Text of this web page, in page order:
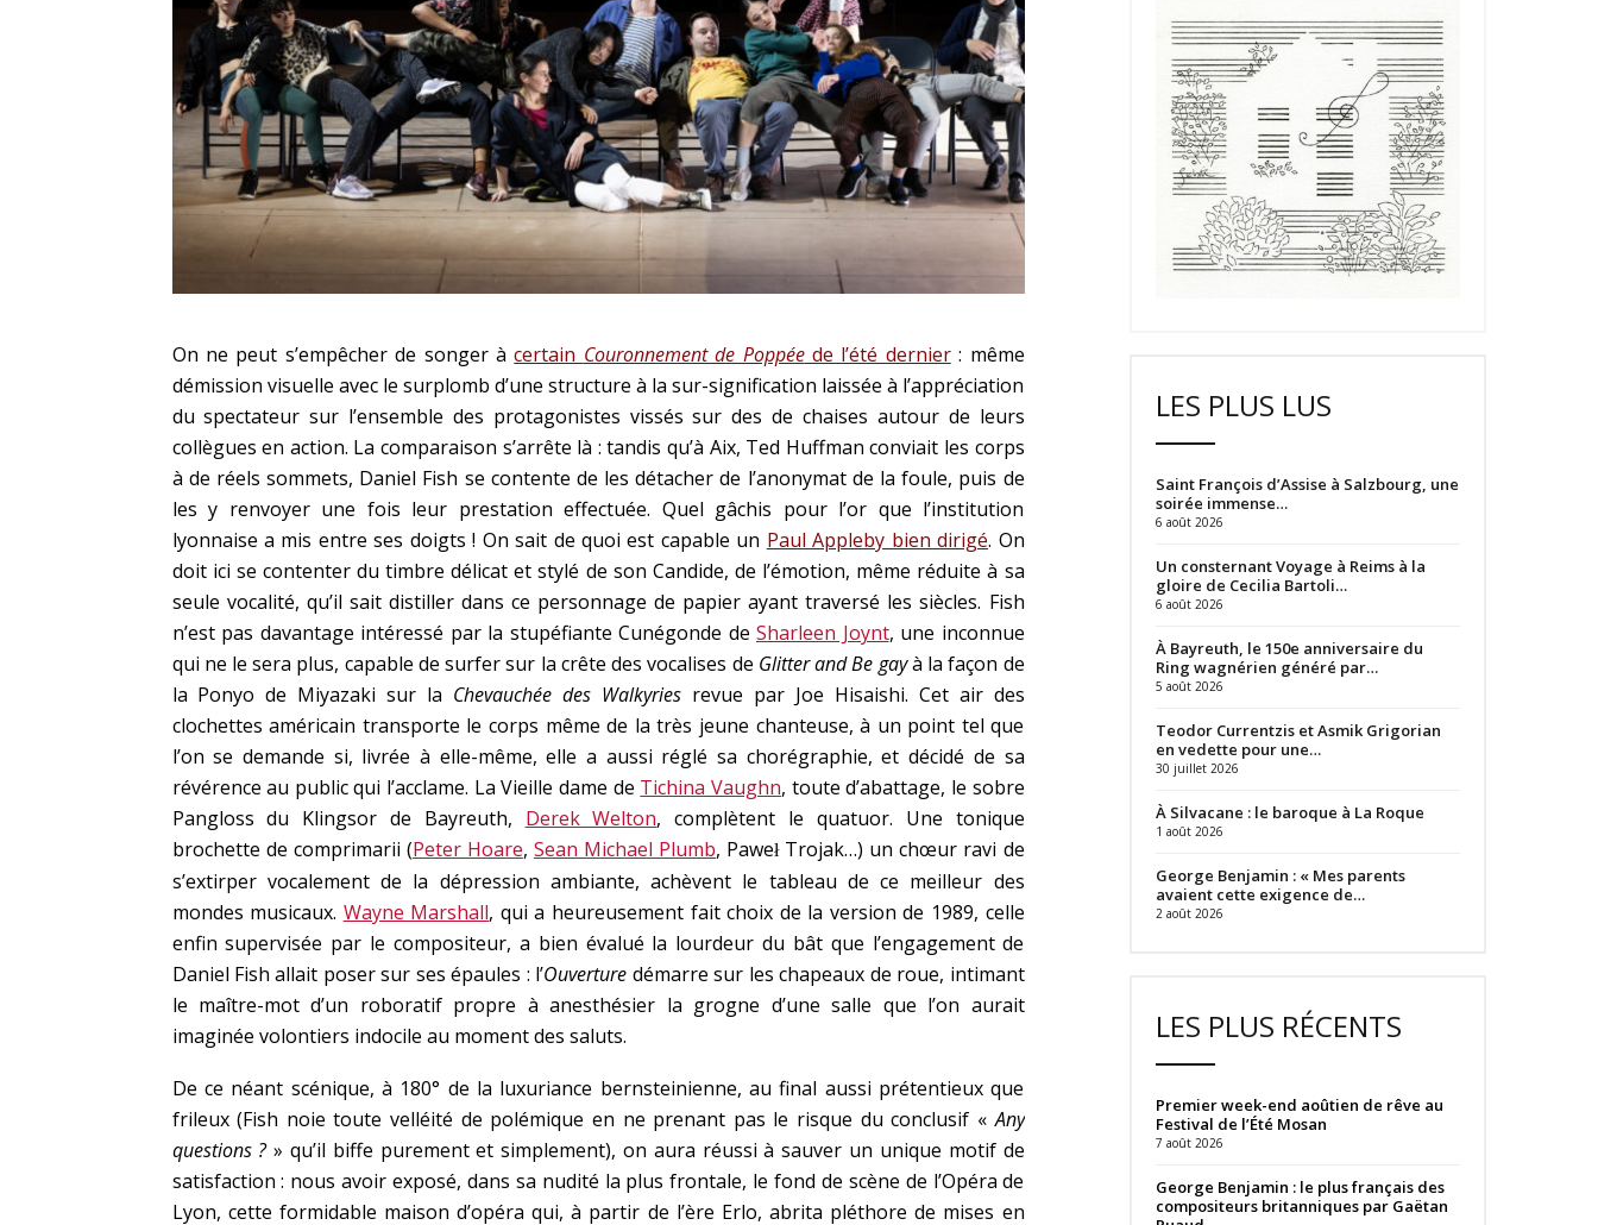
On ne peut s’empêcher de songer àcertain Couronnement de Poppéede l’été dernier: même
démission visuelle avec le surplomb d’une structure à la sur-signification laissée à l’appréciation
du spectateur sur l’ensemble des protagonistes vissés sur des de chaises autour de leurs
collègues en action. La comparaison s’arrête là : tandis qu’à Aix, Ted Huffman conviait les corps
à de réels sommets, Daniel Fish se contente de les détacher de l’anonymat de la foule, puis de
les y renvoyer une fois leur prestation effectuée. Quel gâchis pour l’or que l’institution
lyonnaise a mis entre ses doigts ! On sait de quoi est capable un Paul Appleby bien dirigé. On
doit ici se contenter du timbre délicat et stylé de son Candide, de l’émotion, même réduite à sa
seule vocalité, qu’il sait distiller dans ce personnage de papier ayant traversé les siècles. Fish
n’est pas davantage intéressé par la stupéfiante Cunégonde de Sharleen Joynt, une inconnue
qui ne le sera plus, capable de surfer sur la crête des vocalises de Glitter and Be gayà la façon de
la Ponyo de Miyazaki sur la Chevauchée des Walkyriesrevue par Joe Hisaishi. Cet air des
clochettes américain transporte le corps même de la très jeune chanteuse, à un point tel que
l’on se demande si, livrée à elle-même, elle a aussi réglé sa chorégraphie, et décidé de sa
révérence au public qui l’acclame. La Vieille dame de Tichina Vaughn, toute d’abattage, le sobre
Pangloss du Klingsor de Bayreuth, Derek Welton, complètent le quatuor. Une tonique
brochette de comprimarii (Peter Hoare, Sean Michael Plumb, PawełTrojak…) un chœur ravi de
s’extirper vocalement de la dépression ambiante, achèvent le tableau de ce meilleur des
mondes musicaux. Wayne Marshall, qui a heureusement fait choix de la version de 1989, celle
enfin supervisée par le compositeur, a bien évalué la lourdeur du bât que l’engagement de
Daniel Fish allait poser sur ses épaules : l’Ouverture démarre sur les chapeaux de roue, intimant
le maître-mot d’un roboratif propre à anesthésier la grogne d’une salle que l’on aurait
imaginée volontiers indocile au moment des saluts.
De ce néant scénique, à 180° de la luxuriance bernsteinienne, au final aussi prétentieux que
frileux (Fish noie toute velléité de polémique en ne prenant pas le risque du conclusif «Any
questions ?» qu’il biffe purement et simplement), on aura réussi à sauver un unique motif de
satisfaction : nous avoir exposé, dans sa nudité la plus frontale, le fond de scène de l’Opéra de
Lyon, cette formidable maison d’opéra qui, à partir de l’ère Erlo, abrita pléthore de mises en
LES PLUS LUS
Saint François d’Assise à Salzbourg, une
soirée immense…
6 août 2026
Un consternant Voyage à Reims à la
gloire de Cecilia Bartoli…
6 août 2026
À Bayreuth, le 150e anniversaire du
Ring wagnérien généré par…
5 août 2026
Teodor Currentzis et Asmik Grigorian
en vedette pour une…
30 juillet 2026
À Silvacane : le baroque à La Roque
1 août 2026
George Benjamin : « Mes parents
avaient cette exigence de…
2 août 2026
LES PLUS RÉCENTS
Premier week-end aoûtien de rêve au
Festival de l’Été Mosan
7 août 2026
George Benjamin : le plus français des
compositeurs britanniques par Gaëtan